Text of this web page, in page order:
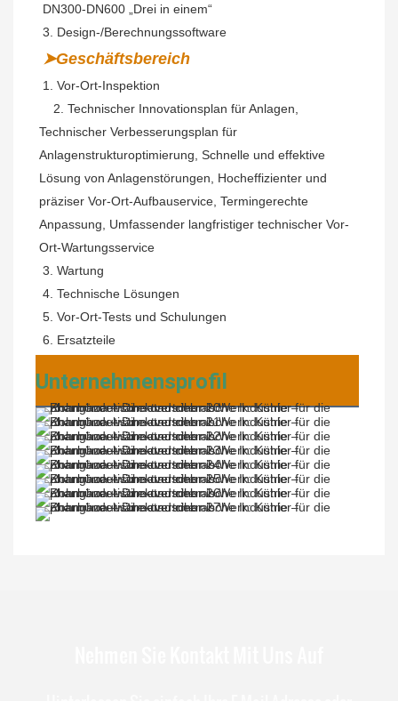
DN300-DN600 „Drei in einem“
3. Design-/Berechnungssoftware
➤Geschäftsbereich
1. Vor-Ort-Inspektion
   2.
Technischer Innovationsplan für Anlagen,
Technischer Verbesserungsplan für
Anlagenstrukturoptimierung, Schnelle und effektive
Lösung von Anlagenstörungen, Hocheffizienter und
präziser Vor-Ort-Aufbauservice, Termingerechte
Anpassung, Umfassender langfristiger technischer Vor-
Ort-Wartungsservice
3. Wartung
4. Technische Lösungen
5. Vor-Ort-Tests und Schulungen
6. Ersatzteile
Unternehmensprofil